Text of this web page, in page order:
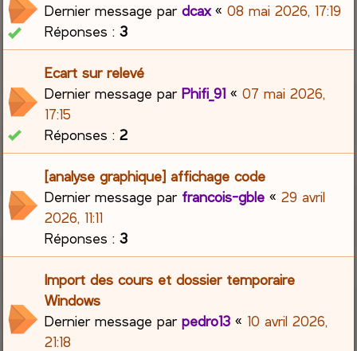
Dernier message pardcax«08 mai 2026, 17:19
Réponses :3
Ecart sur relevé
Dernier message parPhifi_91 «07 mai 2026,
17:15
Réponses :2
[analyse graphique] affichage code
Dernier message par francois-gble «29 avril
2026, 11:11
Réponses :3
Import des cours et dossier temporaire
Windows
Dernier message parpedro13 « 10 avril 2026,
21:18